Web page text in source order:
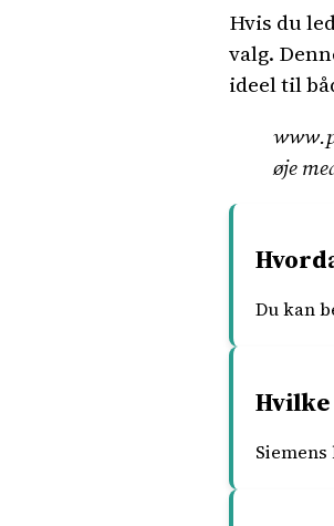
Hvis du
valg.
ideel til
øje
Du kan
Siemens